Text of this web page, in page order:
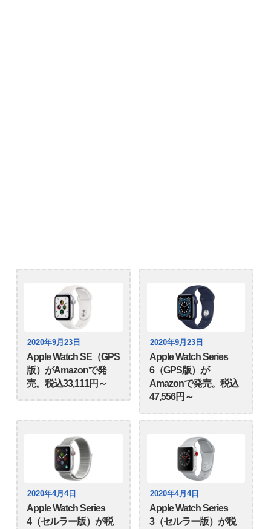
2020年9月23日
Apple Watch SE（GPS
版）がAmazonで発
売。税込33,111円～
2020年9月23日
Apple Watch Series
6（GPS版）が
Amazonで発売。税込
47,556円～
2020年4月4日
Apple Watch Series
4（セルラー版）が税
2020年4月4日
Apple Watch Series
3（セルラー版）が税